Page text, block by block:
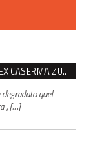
REGGIO, IL COMUNE SI RIPRENDE IL PARCHEGGIO EX CASERMA ZUCCHI PER 4,6 MILIONI
quel
, […]